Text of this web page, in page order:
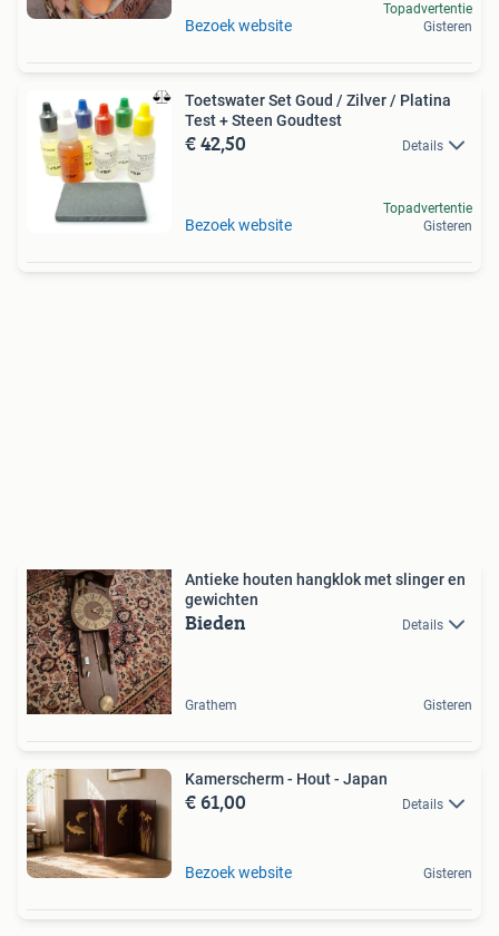
Bezoek website
Topadvertentie
Gisteren
Toetswater Set Goud / Zilver / Platina
Test + Steen Goudtest
€ 42,50 Details
Bezoek website
Topadvertentie
Gisteren
Antieke houten hangklok met slinger en
gewichten
Bieden Details
Grathem Gisteren
Kamerscherm - Hout - Japan
€ 61,00 Details
Bezoek website Gisteren